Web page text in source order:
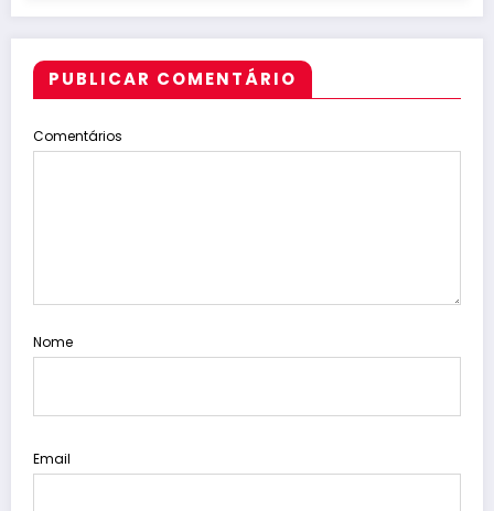
PUBLICAR COMENTÁRIO
Comentários
Nome
Email